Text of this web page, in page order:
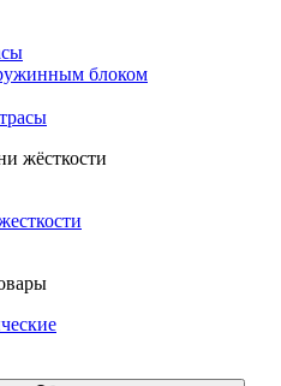
блоком
жёсткости